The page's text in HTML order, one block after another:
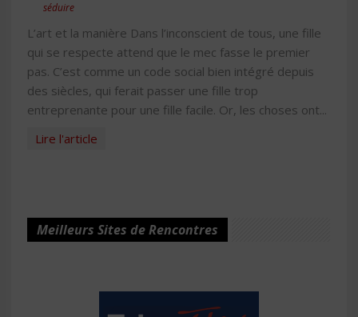
séduire
L’art et la manière Dans l’inconscient de tous, une fille
qui se respecte attend que le mec fasse le premier
pas. C’est comme un code social bien intégré depuis
des siècles, qui ferait passer une fille trop
entreprenante pour une fille facile. Or, les choses ont...
Lire l'article
Meilleurs Sites de Rencontres